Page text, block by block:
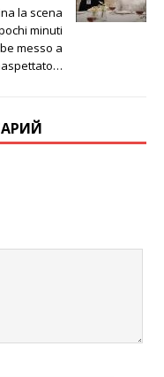
la scena
minuti
messo a